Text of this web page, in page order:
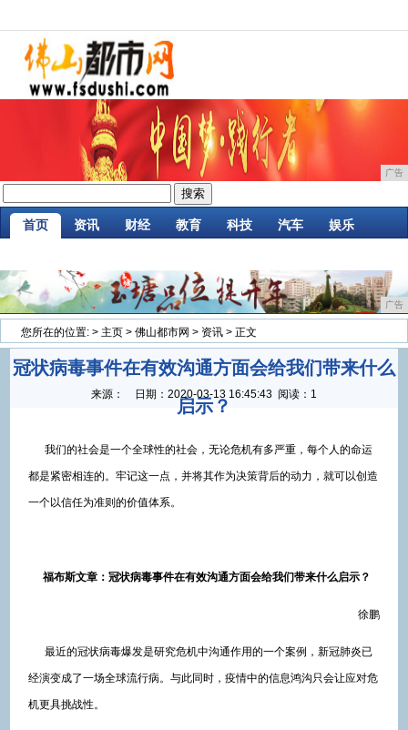
广告
首页 资讯 财经 教育 科技 汽车 娱乐
广告
您所在的位置: > 主页 > 佛山都市网 > 资讯 > 正文
冠状病毒事件在有效沟通方面会给我们带来什么
启示？
来源： 日期： 2020-03-13 16:45:43 阅读：1
我们的社会是一个全球性的社会，无论危机有多严重，每个人的命运
都是紧密相连的。牢记这一点，并将其作为决策背后的动力，就可以创造
一个以信任为准则的价值体系。
福布斯文章：冠状病毒事件在有效沟通方面会给我们带来什么启示？
徐鹏
最近的冠状病毒爆发是研究危机中沟通作用的一个案例，新冠肺炎已
经演变成了一场全球流行病。与此同时，疫情中的信息鸿沟只会让应对危
机更具挑战性。